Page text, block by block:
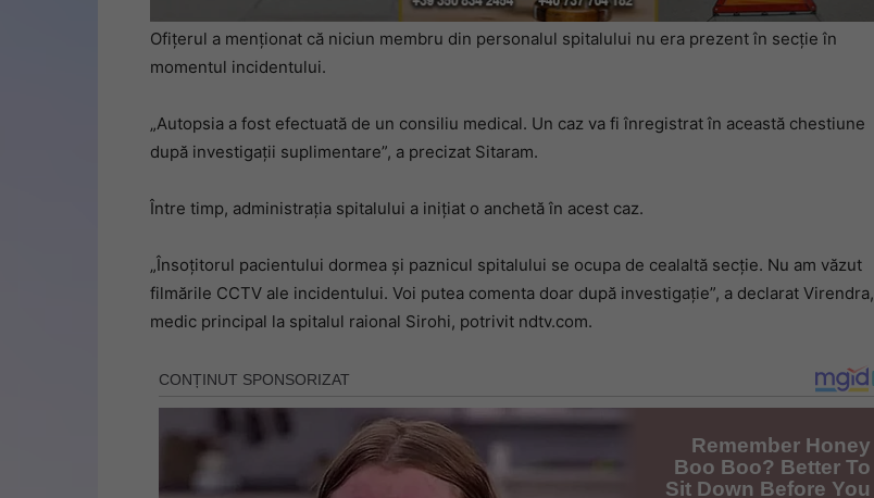
Ofițerul a menționat că niciun membru din personalul spitalului nu era prezent în secție în
momentul incidentului.
„Autopsia a fost efectuată de un consiliu medical. Un caz va fi înregistrat în această chestiune
după investigații suplimentare”, a precizat Sitaram.
Între timp, administrația spitalului a inițiat o anchetă în acest caz.
„Însoțitorul pacientului dormea ​​și paznicul spitalului se ocupa de cealaltă secție. Nu am văzut
filmările CCTV ale incidentului. Voi putea comenta doar după investigație”, a declarat Virendra,
medic principal la spitalul raional Sirohi, potrivit ndtv.com.